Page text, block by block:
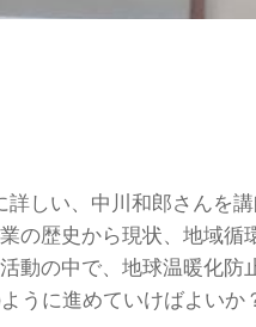
しい、中川和郎さんを
歴史から現状、地域循
動の中で、地球温暖化
うに進めていけばよい